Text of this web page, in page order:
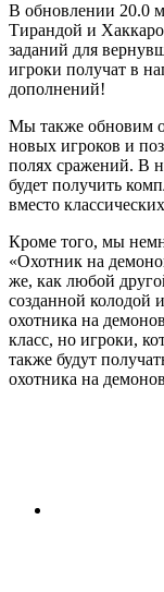
В обновлении 20.0
Тирандой и
заданий для
игроки получат в
дополнений!
Мы также обновим
новых игроков и
полях сражений. В
будет получить
вместо
Кроме того, мы
«Охотник на
же, как любой
созданной колодой
охотника на
класс, но игроки,
также будут
охотника на